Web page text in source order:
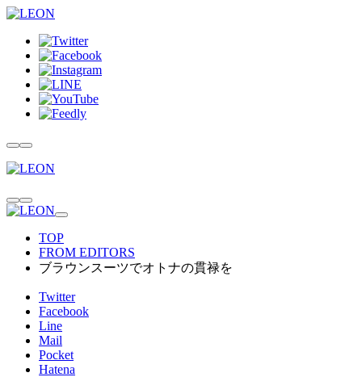
TOP
FROM EDITORS
ブラウンスーツでオトナの貫禄を
Twitter
Facebook
Line
Mail
Pocket
Hatena